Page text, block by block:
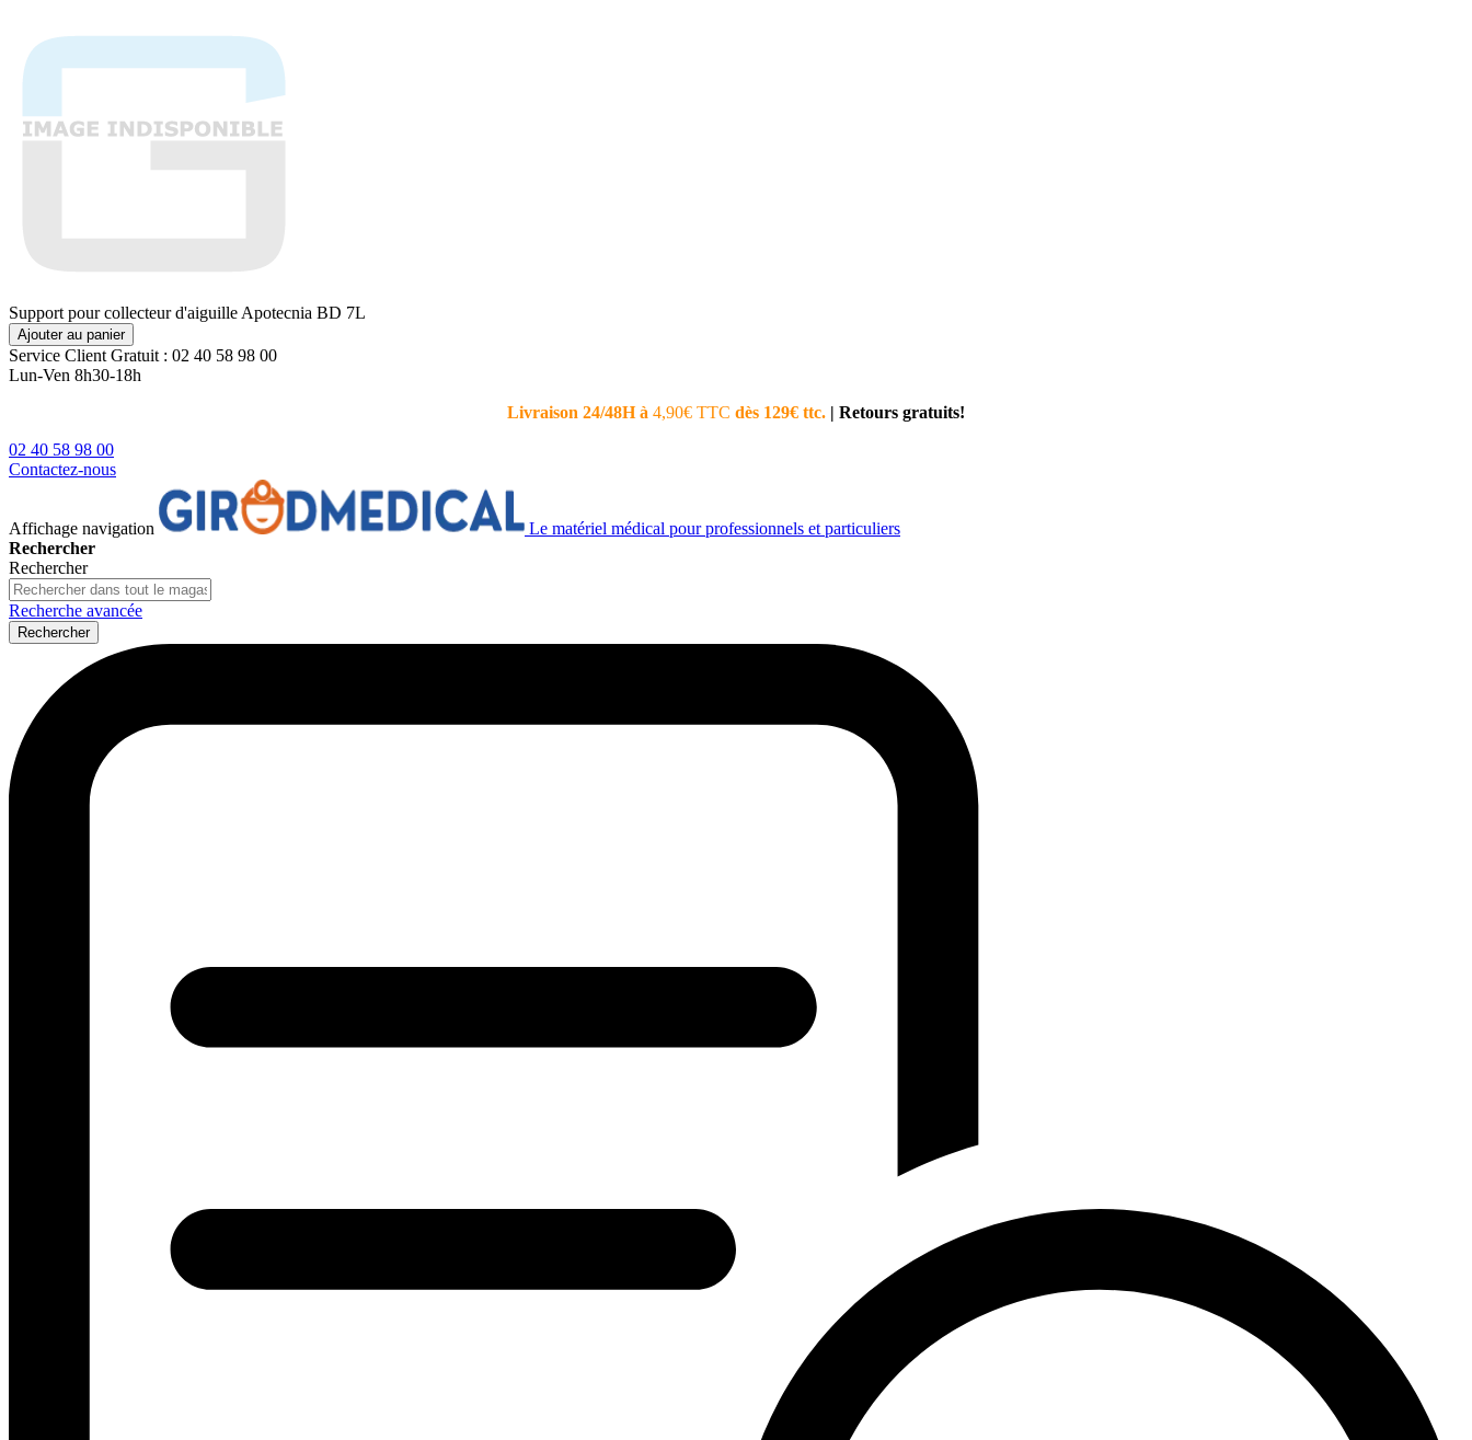
Support pour collecteur d'aiguille Apotecnia BD 7L
Ajouter au panier
Service Client Gratuit : 02 40 58 98 00
Lun-Ven 8h30-18h
Livraison 24/48H à 4,90€ TTC dès 129€ ttc. | Retours gratuits!
02 40 58 98 00
Contactez-nous
Affichage navigation
Le matériel médical pour professionnels et particuliers
Rechercher
Rechercher
Recherche avancée
Rechercher